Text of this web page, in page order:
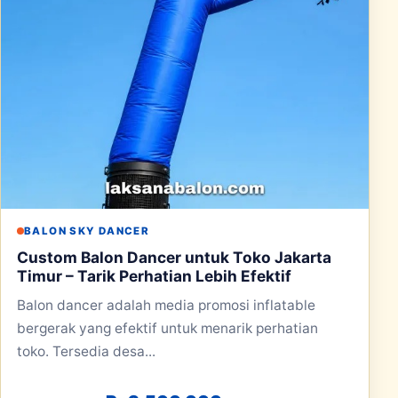
BALON SKY DANCER
Custom Balon Dancer untuk Toko Jakarta
Timur – Tarik Perhatian Lebih Efektif
Balon dancer adalah media promosi inflatable
bergerak yang efektif untuk menarik perhatian
toko. Tersedia desa...